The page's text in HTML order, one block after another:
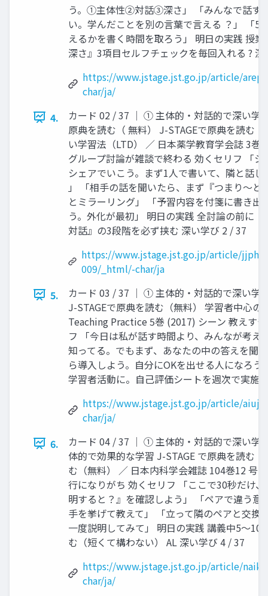
う。①主体性②対話③深さ」 「みんなで話す
い。学んだことを別の言葉で言える ？」 「5
えるかを書く時間を取ろう」 明日の実践 授
深さ』3項目セルフチェックを毎回入れる ?
https://www.jstage.jst.go.jp/article/
char/ja/
4.
カード 02 / 37 │ ① 主体的・対話的で深い学
原典を読む（ 無料） J-STAGEで原典を読む
い学習法（LTD） ／ 日本薬学教育学会誌 3巻
グループ討論が雑談で終わる 効くセリフ 「シ
シェアでいこう。まず1人で書いて、隣と話し
」 「相手の話を聞いたら、まず『つまり〜と
とミラーリング」 「予習内容を付箋に書き出
う。外化が最初」 明日の実践 全討論の前に
対話』の3段階を必ず挟む 深い学び 2 / 37
https://www.jstage.jst.go.jp/article/
009/_html/-char/ja
5.
カード 03 / 37 │ ① 主体的・対話的で深い学
J-STAGEで原典を読む（無料） 学習者中心
Teaching Practice 5巻 (2017) シーン 教えす
フ 「今日は私が話す時間より、みんなが考
知ってる。でもまず、あなたの中の答えを聞
ら導入しよう。自分にOKを出せる人になろ
学習者活動に。自己評価シートを週次で実施
https://www.jstage.jst.go.jp/article/
char/ja/
6.
カード 04 / 37 │ ① 主体的・対話的で深い学
体的で効果的な学習 J-STAGE で原典を読む
む（無料） ／ 日本内科学会雑誌 104巻12 号
行になりがち 効くセリフ 「ここで30秒だけ
明すると？』を確認しよう」 「ペアで違う意
手を挙げて教えて」 「立って隣のペアと交換
一度説明してみて」 明日の実践 講義中5〜10
む（短くて構わない） AL 深い学び 4 / 37
https://www.jstage.jst.go.jp/article/
char/ja/